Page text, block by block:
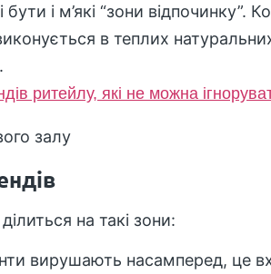
і м’які “зони відпочинку”.
в теплих
ритейлу, які не можна
на такі зони:
вирушають насамперед, це